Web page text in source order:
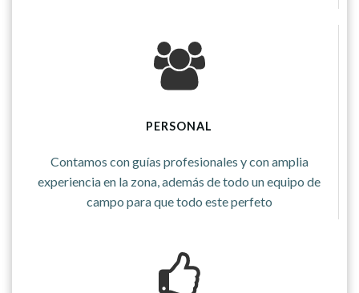
PERSONAL
Contamos con guías profesionales y con amplia
experiencia en la zona, además de todo un equipo de
campo para que todo este perfeto